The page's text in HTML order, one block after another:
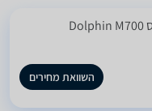
השוואת מחירים